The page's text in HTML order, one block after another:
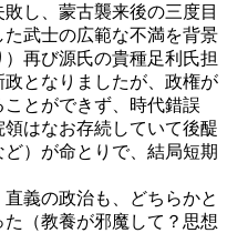
し、蒙古襲来後の三度目
武士の広範な不満を背景
再び源氏の貴種足利氏担
となりましたが、政権が
とができず、時代錯誤
はなお存続していて後醍
）が命とりで、結局短期
義の政治も、どちらかと
た
（教養が邪魔して？思想